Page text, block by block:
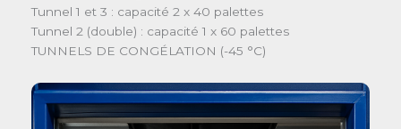
Tunnel 1 et 3 : capacité 2 x 40 palettes
Tunnel 2 (double) : capacité 1 x 60 palettes
TUNNELS DE CONGÉLATION (-45 °C)